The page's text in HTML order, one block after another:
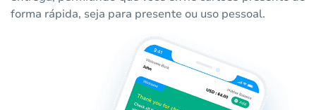
forma rápida, seja para presente ou uso pessoal.